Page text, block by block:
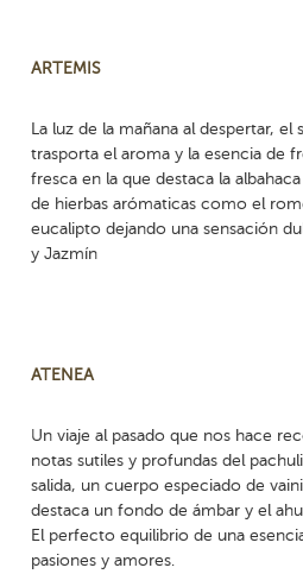
ARTEMIS
La luz de la mañana al despertar,
trasporta el aroma y la esencia de
fresca en la que destaca la
de hierbas arómaticas como el
eucalipto dejando una sensación
y Jazmín
ATENEA
Un viaje al pasado que nos hace
notas sutiles y profundas del
salida, un cuerpo especiado de
destaca un fondo de ámbar y el
El perfecto equilibrio de una
pasiones y amores.